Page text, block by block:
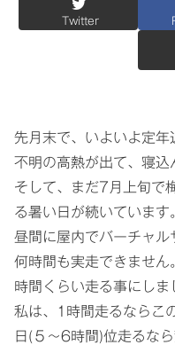
Twitter
先月末で、いよいよ定年
不明の高熱が出て、寝込
そして、まだ7月上旬で
る暑い日が続いています
昼間に屋内でバーチャル
何時間も実走できませ
時間くらい走る事にしま
私は、1時間走るならこ
日(５〜6時間)位走るな